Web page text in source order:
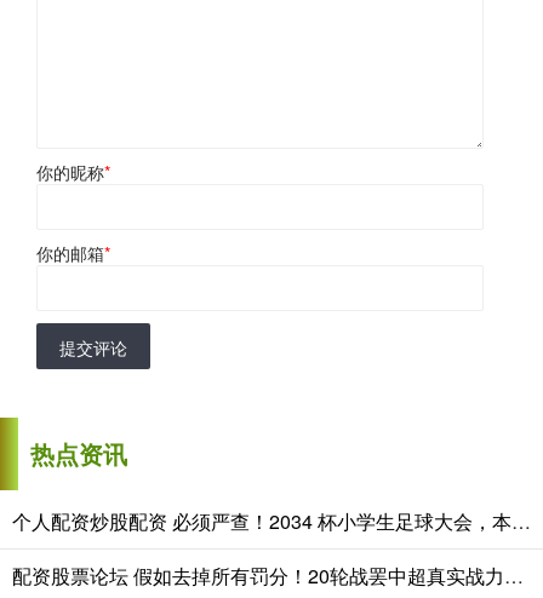
你的昵称*
你的邮箱*
提交评论
热点资讯
个人配资炒股配资 必须严查！2034 杯小学生足球大会，本来是给孩子们练兵交流的青训赛
配资股票论坛 假如去掉所有罚分！20轮战罢中超真实战力排行榜 1.成都蓉城｜44分